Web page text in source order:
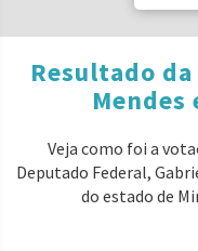
Resultado
Mendes
Veja como foi a
Deputado Federal,
do estado de